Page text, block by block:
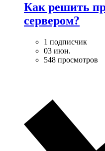
Как решить
сервером?
1 подписчик
03 июн.
548 просмотров